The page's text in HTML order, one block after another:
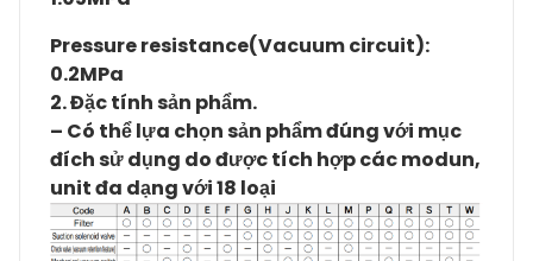
Pressure resistance(Vacuum circuit):
0.2MPa
2. Đặc tính sản phẩm.
– Có thể lựa chọn sản phẩm đúng với mục
đích sử dụng do được tích hợp các modun,
unit đa dạng với 18 loại